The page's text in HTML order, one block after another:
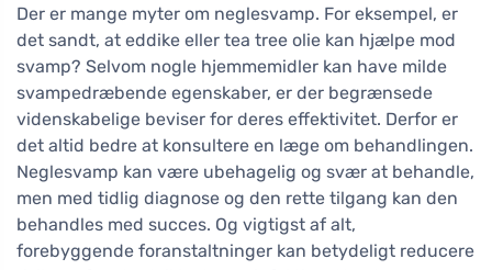
Der er mange myter om neglesvamp. For eksempel, er
det sandt, at eddike eller tea tree olie kan hjælpe mod
svamp? Selvom nogle hjemmemidler kan have milde
svampedræbende egenskaber, er der begrænsede
videnskabelige beviser for deres effektivitet. Derfor er
det altid bedre at konsultere en læge om behandlingen.
Neglesvamp kan være ubehagelig og svær at behandle,
men med tidlig diagnose og den rette tilgang kan den
behandles med succes. Og vigtigst af alt,
forebyggende foranstaltninger kan betydeligt reducere